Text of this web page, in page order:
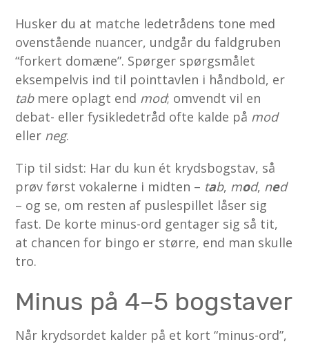
Husker du at matche ledetrådens tone med
ovenstående nuancer, undgår du faldgruben
“forkert domæne”. Spørger spørgsmålet
eksempelvis ind til pointtavlen i håndbold, er
tabmere oplagt end mod; omvendt vil en
debat- eller fysikledetråd ofte kalde på mod
eller neg.
Tip til sidst: Har du kun ét krydsbogstav, så
prøv først vokalerne i midten – tab, mod, ned
– og se, om resten af puslespillet låser sig
fast. De korte minus-ord gentager sig så tit,
at chancen for bingo er større, end man skulle
tro.
Minus på 4–5 bogstaver
Når krydsordet kalder på et kort “minus-ord”,